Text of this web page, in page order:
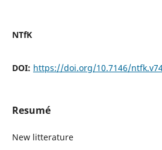
NTfK
DOI: https://doi.org/10.7146/
Resumé
New litterature